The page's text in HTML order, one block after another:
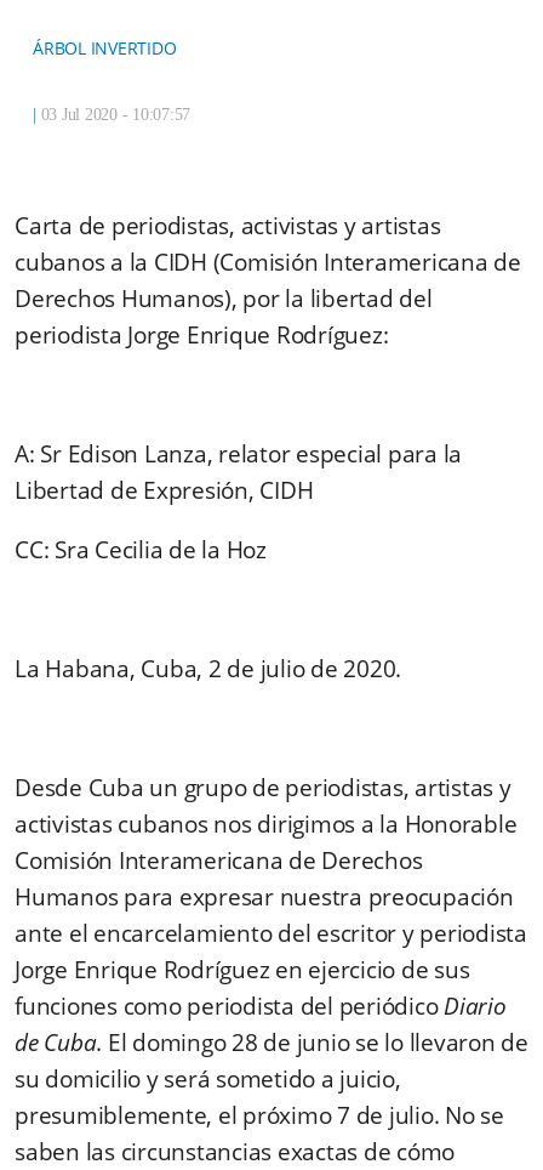
ÁRBOL INVERTIDO
| 03 Jul 2020 - 10:07:57
Carta de periodistas, activistas y artistas
cubanos a la CIDH (Comisión Interamericana de
Derechos Humanos), por la libertad del
periodista Jorge Enrique Rodríguez:
A: Sr Edison Lanza, relator especial para la
Libertad de Expresión, CIDH
CC: Sra Cecilia de la Hoz
La Habana, Cuba, 2 de julio de 2020.
Desde Cuba un grupo de periodistas, artistas y
activistas cubanos nos dirigimos a la Honorable
Comisión Interamericana de Derechos
Humanos para expresar nuestra preocupación
ante el encarcelamiento del escritor y periodista
Jorge Enrique Rodríguez en ejercicio de sus
funciones como periodista del periódicoDiario
de Cuba. El domingo 28 de junio se lo llevaron de
su domicilio y será sometido a juicio,
presumiblemente, el próximo 7 de julio. No se
saben las circunstancias exactas de cómo